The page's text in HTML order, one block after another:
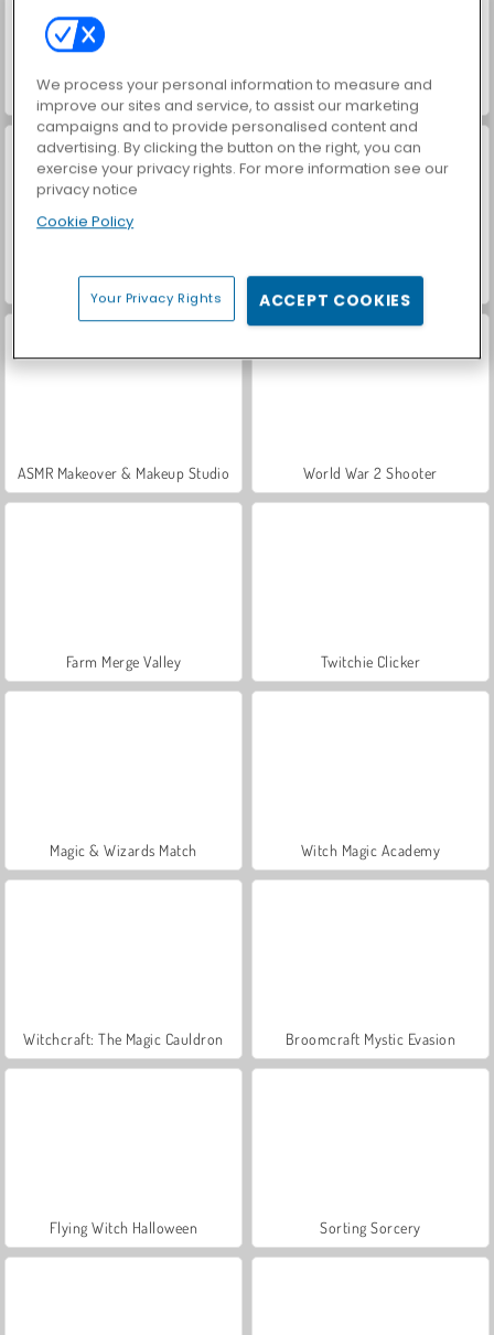
Car Parking City Duel Casino World
Royal Story
ASMR Makeover & Makeup Studio World War 2 Shooter
Farm Merge Valley Twitchie Clicker
Magic & Wizards Match Witch Magic Academy
Witchcraft: The Magic Cauldron Broomcraft Mystic Evasion
Flying Witch Halloween Sorting Sorcery
We process your personal information to measure and
improve our sites and service, to assist our marketing
campaigns and to provide personalised content and
advertising. By clicking the button on the right, you can
exercise your privacy rights. For more information see our
privacy notice
Cookie Policy
Your Privacy Rights ACCEPT COOKIES